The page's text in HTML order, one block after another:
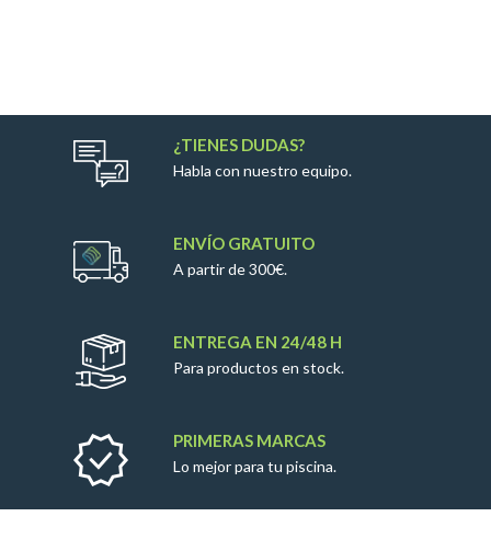
¿TIENES DUDAS?
Habla con nuestro equipo.
ENVÍO GRATUITO
A partir de 300€.
ENTREGA EN 24/48 H
Para productos en stock.
PRIMERAS MARCAS
Lo mejor para tu piscina.